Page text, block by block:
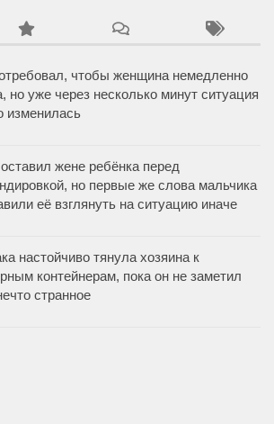
чтобы женщина немедленно
но уже через несколько минут ситуация
изменилась
жене ребёнка перед
но первые же слова мальчика
её взглянуть на ситуацию иначе
настойчиво тянула хозяина к
контейнерам, пока он не заметил
странное